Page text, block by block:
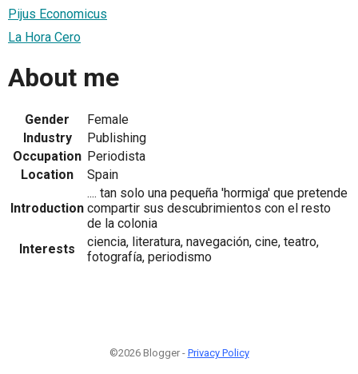
Pijus Economicus
La Hora Cero
About me
Gender
Female
Industry
Publishing
Occupation Periodista
Location
Spain
Introduction
.... tan solo una pequeña 'hormiga' que pretende
compartir sus descubrimientos con el resto
de la colonia
Interests
ciencia, literatura, navegación, cine, teatro,
fotografía, periodismo
©2026 Blogger - Privacy Policy